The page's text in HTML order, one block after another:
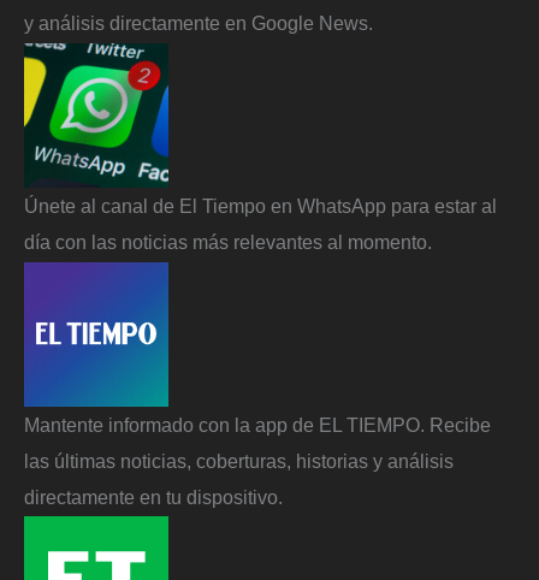
y análisis directamente en Google News.
Únete al canal de El Tiempo en WhatsApp para estar al
día con las noticias más relevantes al momento.
Mantente informado con la app de EL TIEMPO. Recibe
las últimas noticias, coberturas, historias y análisis
directamente en tu dispositivo.